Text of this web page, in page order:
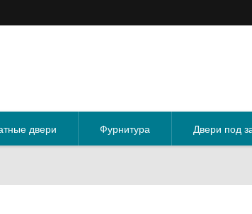
двери Фурнитура Двери под